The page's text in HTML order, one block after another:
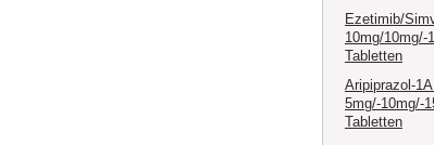
Ezetimib/
10mg/10mg/-
Tabletten
Aripiprazol-
5mg/-10mg/-
Tabletten